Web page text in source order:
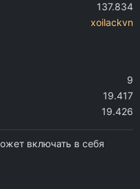
137.834
xoilackvn
9
19.417
19.426
включать в себя